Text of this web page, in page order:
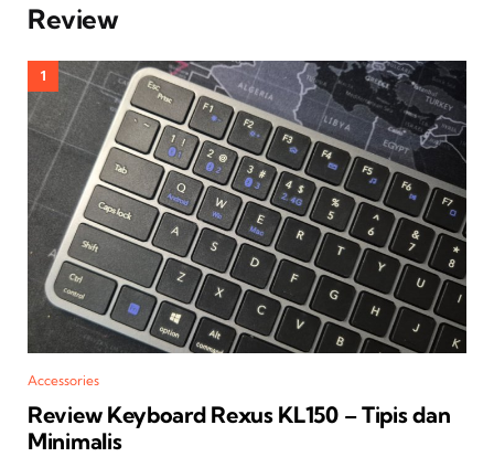
Review
Accessories
Review Keyboard Rexus KL150 – Tipis dan
Minimalis